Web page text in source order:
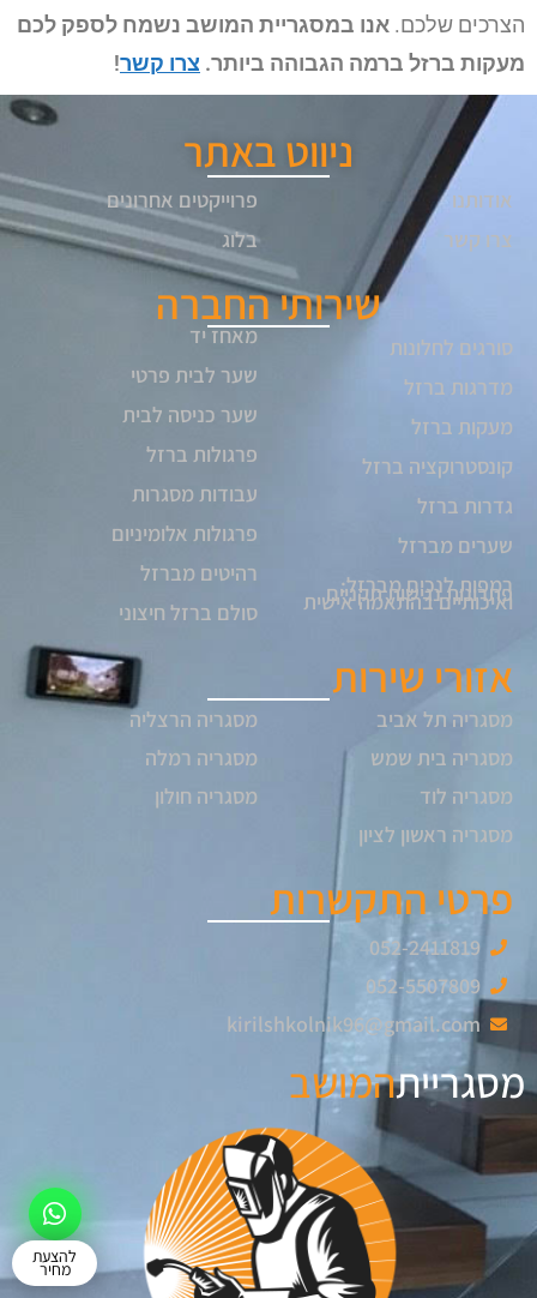
הצרכים שלכם. אנו במסגריית המושב נשמח לספק לכם
מעקות ברזל ברמה הגבוהה ביותר. צרו קשר!
ניווט באתר
אודותנו
צרו קשר
פרוייקטים אחרונים
בלוג
שירותי החברה
סורגים לחלונות
מדרגות ברזל
מעקות ברזל
קונסטרוקציה ברזל
גדרות ברזל
שערים מברזל
רמפות לנכים מברזל:
פתרונות נגישות תקניים
ואיכותיים בהתאמה אישית
מאחז יד
שער לבית פרטי
שער כניסה לבית
פרגולות ברזל
עבודות מסגרות
פרגולות אלומיניום
רהיטים מברזל
סולם ברזל חיצוני
אזורי שירות
מסגריה תל אביב
מסגריה בית שמש
מסגריה לוד
מסגריה ראשון לציון
מסגריה הרצליה
מסגריה רמלה
מסגריה חולון
פרטי התקשרות
052-2411819
052-5507809
kirilshkolnik96@gmail.com
מסגרייתהמושב
להצעת
מחיר